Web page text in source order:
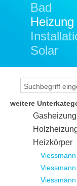
Bad
Heizung
Solar
weitere
Gasheizung
Heizkörper